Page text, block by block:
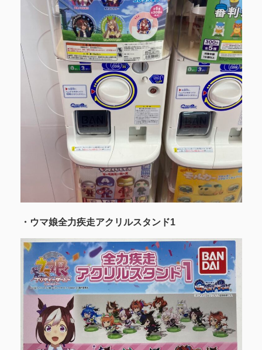
・ウマ娘全力疾走アクリルスタンド1